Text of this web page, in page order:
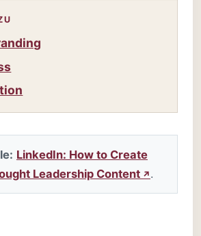
LinkedIn: How to Create
Leadership Content
.